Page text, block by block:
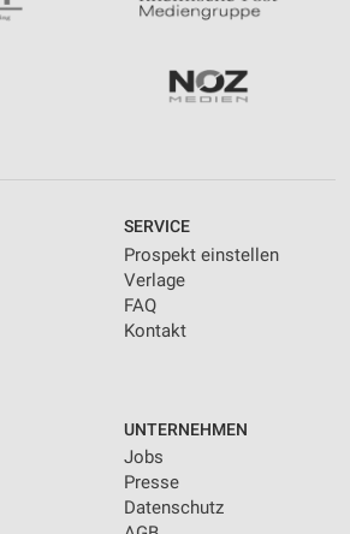
SERVICE
Prospekt einstellen
Verlage
FAQ
Kontakt
UNTERNEHMEN
Jobs
Presse
Datenschutz